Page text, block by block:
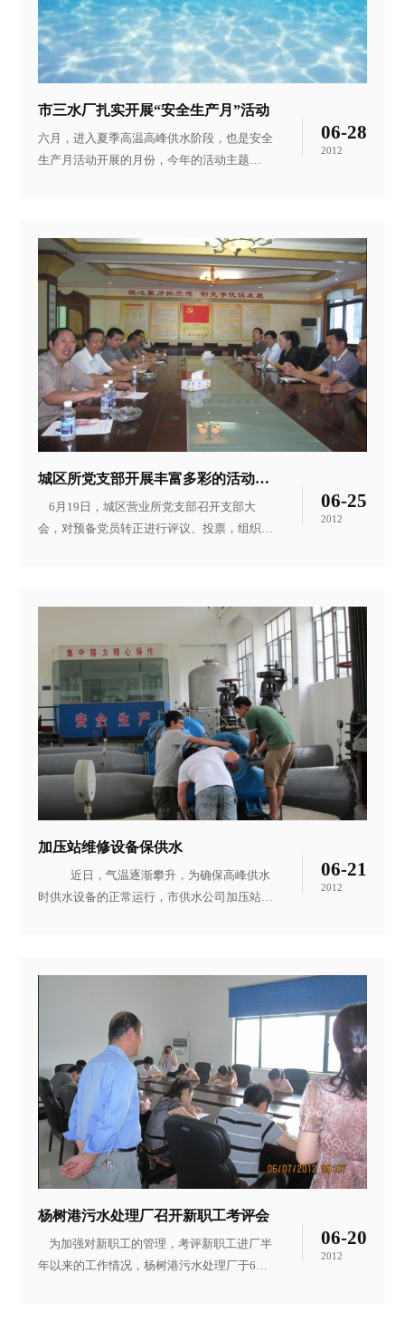
市三水厂扎实开展“安全生产月”活动
六月，进入夏季高温高峰供水阶段，也是安全
生产月活动开展的月份，今年的活动主题
传。水厂以此次安全生产月活动为契机，开展
形式多样的宣传活动，将安全生产宣传到班
组、个人，厂内悬挂有关安全生产的横幅，更
新取水口水源保护宣传警示牌等，在全厂范围
内营造浓厚的安全生产氛围。 二是积极开展自
查自检及整改工作。成立由厂领导、班组长、
维修人员组成的安全生产巡视小组，每天对全
厂设备进行一次巡视排查，对存在的安全薄弱
环节采取有效整改措施，做到防治结合，彻底
消除各种安全隐患。六月中旬，巡视小组发
06-28
2012
城区所党支部开展丰富多彩的活动迎接党的生日
6月19日，城区营业所党支部召开支部大
会，对预备党员转正进行评议、投票，组织全
绩，感受供水事业的发展变化，展望美好明
天。大家一致表示，此次活动，内容丰富、意
义深刻，今后一定要牢记党的宗旨，带头履行
党员义务，起到模范带头作用。
06-25
2012
加压站维修设备保供水
近日，气温逐渐攀升，为确保高峰供水
时供水设备的正常运行，市供水公司加压站组
06-21
2012
杨树港污水处理厂召开新职工考评会
为加强对新职工的管理，考评新职工进厂半
年以来的工作情况，杨树港污水处理厂于6月7
06-20
2012